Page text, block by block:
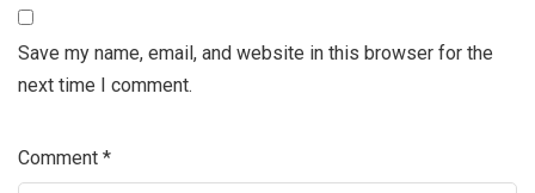
Save my name, email, and website in this browser for the
next time I comment.
Comment *